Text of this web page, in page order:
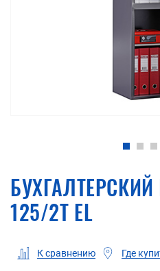
125/2Т EL
К сравнению Где